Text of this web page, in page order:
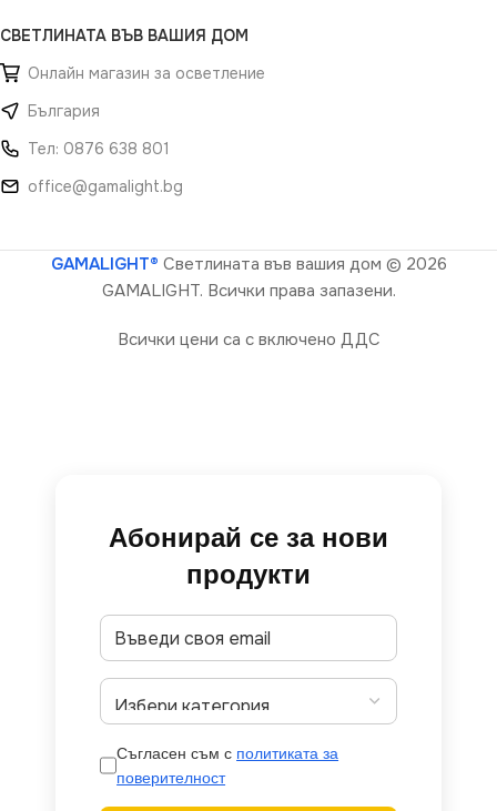
СВЕТЛИНАТА ВЪВ ВАШИЯ ДОМ
Онлайн магазин за осветление
България
Тел: 0876 638 801
office@gamalight.bg
GAMALIGHT® Светлината във вашия дом © 2026
GAMALIGHT. Всички права запазени.
Всички цени са с включено ДДС
Абонирай се за нови
продукти
Съгласен съм с политиката за
поверителност